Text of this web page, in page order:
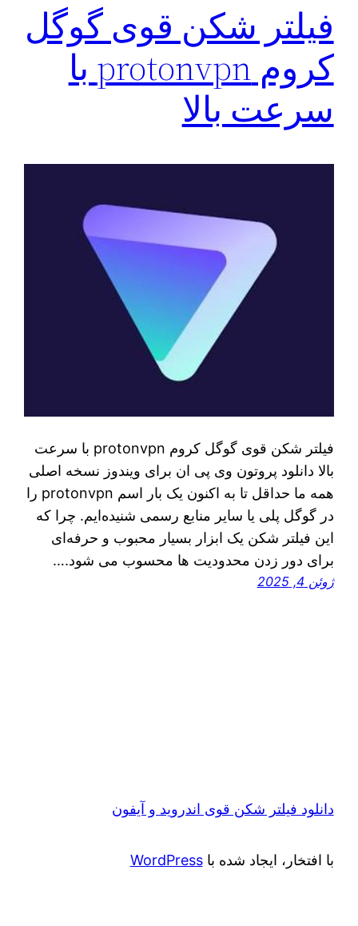
فیلتر شکن قوی گوگل
کروم protonvpn با
سرعت بالا
فیلتر شکن قوی گوگل کروم protonvpn با سرعت
بالا دانلود پروتون وی پی ان برای ویندوز نسخه اصلی
همه ما حداقل تا به اکنون یک بار اسم protonvpn را
در گوگل پلی یا سایر منابع رسمی شنیده‌ایم. چرا که
این فیلتر شکن یک ابزار بسیار محبوب و حرفه‌ای
برای دور زدن محدودیت‌ ها محسوب می‌ شود.…
ژوئن 4, 2025
دانلود فیلتر شکن قوی اندروید و آیفون
با افتخار، ایجاد شده باWordPress